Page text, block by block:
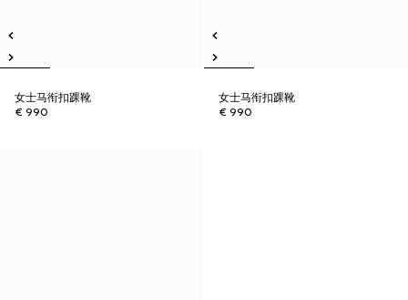
女士马衔扣踝靴
€ 990
女士马衔扣踝靴
€ 990